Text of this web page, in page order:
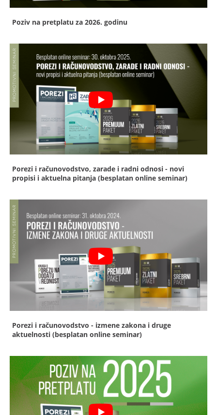
Poziv na pretplatu za 2026. godinu
Porezi i računovodstvo, zarade i radni odnosi - novi
propisi i aktuelna pitanja (besplatan online seminar)
Porezi i računovodstvo - izmene zakona i druge
aktuelnosti (besplatan online seminar)